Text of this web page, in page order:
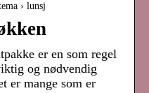
› lunsj
er en som regel
og nødvendig
er mange som er